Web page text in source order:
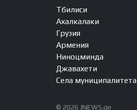
Тбилиси
Ахалкалаки
Грузия
Армения
Ниноцминда
Джавахети
Села муниципалитета
© 2026 JNEWS.ge